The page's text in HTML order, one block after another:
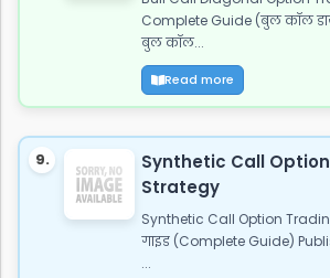
Complete Guide (बुल कॉल
बुल कॉल...
Read more
9.
Synthetic Call
Strategy
Synthetic Call Option
गाइड (Complete Guide)
...